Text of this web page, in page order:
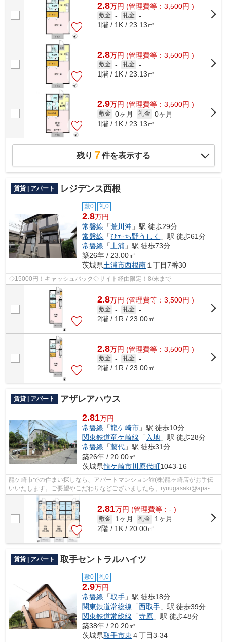
2.8万円 (管理費等：3,500円 )
敷金 - 礼金 -
1階 / 1K / 23.13㎡
2.8万円 (管理費等：3,500円 )
敷金 - 礼金 -
1階 / 1K / 23.13㎡
2.9万円 (管理費等：3,500円 )
敷金 0ヶ月 礼金 0ヶ月
1階 / 1K / 23.13㎡
残り 7件を表示する
賃貸 | アパート レジデンス西根
敷0 礼0
2.8万円
常磐線 「荒川沖 」駅 徒歩29分
常磐線 「ひたち野うしく
」駅 徒歩61分
常磐線 「土浦 」駅 徒歩73分
築26年 / 23.00㎡
茨城県土浦市西根南 １丁目7番30
◇15000円！キャッシュバック◇サイト経由限定！8/末まで
2.8万円 (管理費等：3,500円 )
敷金 - 礼金 -
2階 / 1R / 23.00㎡
2.8万円 (管理費等：3,500円 )
敷金 - 礼金 -
2階 / 1R / 23.00㎡
賃貸 | アパート アザレアハウス
2.81万円
常磐線 「龍ケ崎市 」駅 徒歩10分
関東鉄道竜ケ崎線 「 入地 」駅 徒歩28分
常磐線 「藤代 」駅 徒歩31分
築26年 / 20.00㎡
茨城県龍ケ崎市川原代町1043-16
龍ケ崎市での住まい探しなら、アパートマンション館(株)龍ヶ崎店がお手伝
いいたします。ご要望やこだわりなどございましたら、ryuugasaki@apa-
to.co.jpにてお申し付け下さい。お部屋探...
2.81万円 (管理費等：- )
敷金 1ヶ月 礼金
1ヶ月
2階 / 1K / 20.00㎡
賃貸 | アパート 取手セントラルハイツ
敷0 礼0
2.9万円
常磐線 「取手 」駅 徒歩18分
関東鉄道常総線 「西取手 」駅 徒歩39分
関東鉄道常総線 「寺原 」駅 徒歩48分
築38年 / 20.20㎡
茨城県取手市東 ４丁目3-34